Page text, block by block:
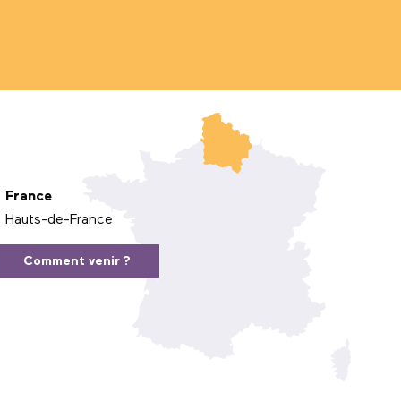
France
Hauts-de-France
Comment venir ?